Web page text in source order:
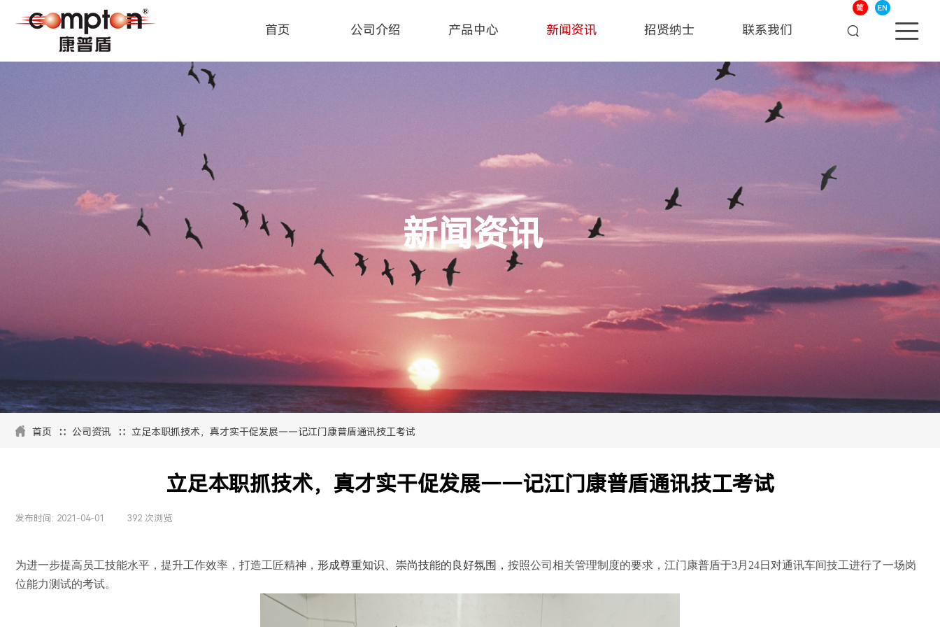
首页 公司介绍 产品中心 新闻资讯 招贤纳士 联系我们
首页
招贤纳士 新闻资讯
首页 ∷ 公司资讯 ∷ 立足本职抓技术，真才实干促发展——记江门康普盾通讯技工考试
立足本职抓技术，真才实干促发展——记江门康普盾通讯技工考试
发布时间: 2021-04-01 392 次浏览
为进一步提高员工技能水平，提升工作效率，打造工匠精神， 形成尊重知识、崇尚技能的良好氛围， 按照公司相关管理制度的要求，江门康普盾于3月24日对通讯车间技工进行了一场岗
位能力测试的考试。